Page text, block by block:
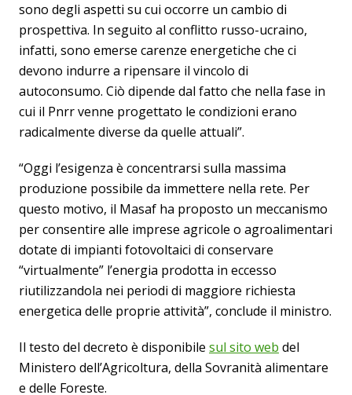
sono degli aspetti su cui occorre un cambio di
prospettiva. In seguito al conflitto russo-ucraino,
infatti, sono emerse carenze energetiche che ci
devono indurre a ripensare il vincolo di
autoconsumo. Ciò dipende dal fatto che nella fase in
cui il Pnrr venne progettato le condizioni erano
radicalmente diverse da quelle attuali”.
“Oggi l’esigenza è concentrarsi sulla massima
produzione possibile da immettere nella rete. Per
questo motivo, il Masaf ha proposto un meccanismo
per consentire alle imprese agricole o agroalimentari
dotate di impianti fotovoltaici di conservare
“virtualmente” l’energia prodotta in eccesso
riutilizzandola nei periodi di maggiore richiesta
energetica delle proprie attività”, conclude il ministro.
Il testo del decreto è disponibile sul sito web del
Ministero dell’Agricoltura, della Sovranità alimentare
e delle Foreste.